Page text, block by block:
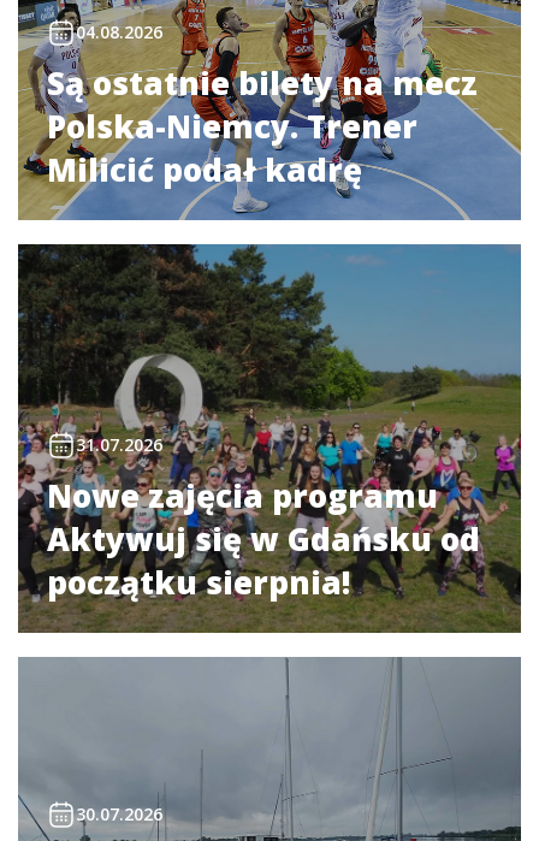
04.08.2026
Są ostatnie bilety na mecz
Polska-Niemcy. Trener
Milicić podał kadrę
31.07.2026
Nowe zajęcia programu
Aktywuj się w Gdańsku od
początku sierpnia!
30.07.2026